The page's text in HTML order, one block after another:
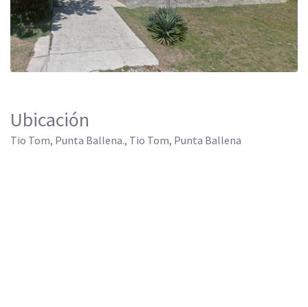
Ubicación
Tio Tom, Punta Ballena., Tio Tom, Punta Ballena